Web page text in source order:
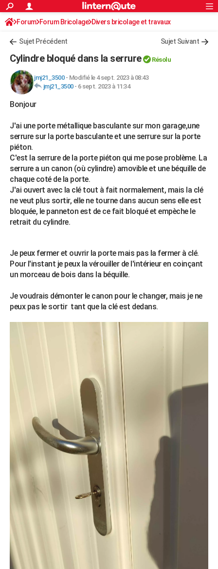
ACTUALITÉS
Politique
Société
Faits Divers
Education
Monde
Villes
+
FINANCE
Retraite
Impôts
Epargne
Immobilier
Risques naturels par ville
Banque
Assurance
Crédit
AUTO
Essais
Réserver un essai
Citadines
Berlines
SUV
Forum auto
+HIGH-TECH
Mobiles
Meilleur smartphone
Internet
Ordinateurs
Jeux vidéo
Guide high-tech
+BRICOLAGE
Forum
Aménagement intérieur
Extérieur
Cuisine
Salle de bains
Jardinage
Rangement
WEEK-END
Guides de France
Escapades
Patrimoine
Expositions
Musées
Week-end nature
+LIFESTYLE
Art de vivre
Bien-être
Loisirs
Mode
Modes de vie
SANTE
Alimentation
Guide de la santé
Maladies
Médicaments
Sommeil
VOYAGE
Voyage nature
Voyage de noces
GUIDES D'ACHAT
BONS PLANS
Carte de Noël
Carte Bonne année
Carte Saint-Valentin
Carte Pâques
Carte d'anniversaire
DICTIONNAIRE
PROGRAMME TV
COPAINS D'AVANT
Service militaire
Avis de recherche
AVIS DE DÉCÈS
Rechercher
S'inscrire
Connexion
Forum Forum Bricolage Divers bricolage et travaux
Sujet Précédent Sujet Suivant
Cylindre bloqué dans la serrure Résolu
jmj21_3500- Modifié le 4 sept. 2023 à 08:43
jmj21_3500- 6 sept. 2023 à 11:34
Bonjour
J'ai une porte métallique basculante sur mon garage,une
serrure sur la porte basculante et une serrure sur la porte
piéton.
C'est la serrure de la porte piéton qui me pose problème. La
serrure a un canon (où cylindre) amovible et une béquille de
chaque coté de la porte.
J'ai ouvert avec la clé tout à fait normalement, mais la clé
ne veut plus sortir, elle ne tourne dans aucun sens elle est
bloquée, le panneton est de ce fait bloqué et empèche le
retrait du cylindre.
Je peux fermer et ouvrir la porte mais pas la fermer à clé.
Pour l'instant je peux la vérouiller de l'intérieur en coinçant
un morceau de bois dans la béquille.
Je voudrais démonter le canon pour le changer, mais je ne
peux pas le sortir tant que la clé est dedans.